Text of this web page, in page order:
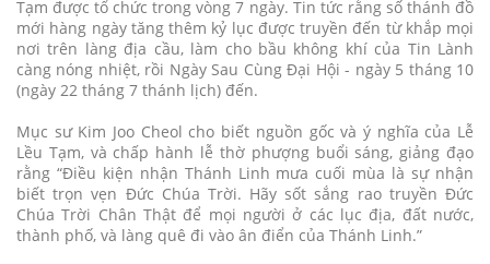
Tạm được tổ chức trong vòng 7 ngày. Tin tức rằng số thánh đồ
mới hàng ngày tăng thêm kỷ lục được truyền đến từ khắp mọi
nơi trên làng địa cầu, làm cho bầu không khí của Tin Lành
càng nóng nhiệt, rồi Ngày Sau Cùng Đại Hội - ngày 5 tháng 10
(ngày 22 tháng 7 thánh lịch) đến.
Mục sư Kim Joo Cheol cho biết nguồn gốc và ý nghĩa của Lễ
Lều Tạm, và chấp hành lễ thờ phượng buổi sáng, giảng đạo
rằng “Điều kiện nhận Thánh Linh mưa cuối mùa là sự nhận
biết trọn vẹn Đức Chúa Trời. Hãy sốt sắng rao truyền Đức
Chúa Trời Chân Thật để mọi người ở các lục địa, đất nước,
thành phố, và làng quê đi vào ân điển của Thánh Linh.”